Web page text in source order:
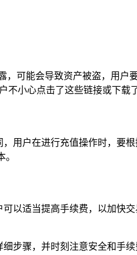
可能会导致资产被盗，用户
小心点击了这些链接或下载
用户在进行充值操作时，要
以适当提高手续费，以加快
步骤，并时刻注意安全和手